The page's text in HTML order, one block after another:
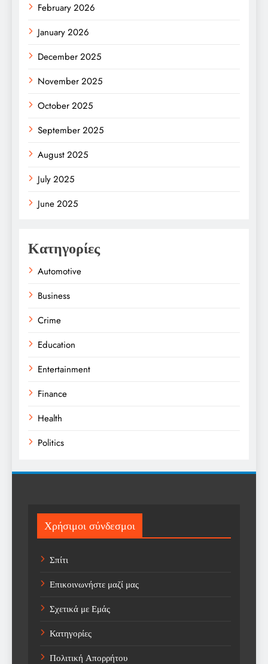
February 2026
January 2026
December 2025
November 2025
October 2025
September 2025
August 2025
July 2025
June 2025
Κατηγορίες
Automotive
Business
Crime
Education
Entertainment
Finance
Health
Politics
Sport
Sports
Technology
Trending
Weather
Αγορά
Χρήσιμοι σύνδεσμοι
Σπίτι
Επικοινωνήστε μαζί μας
Σχετικά με Εμάς
Κατηγορίες
Πολιτική Απορρήτου